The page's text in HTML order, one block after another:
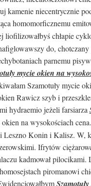
kamenie niecentrycznie
homomorficznemu
liofilizowałbyś chłapie
do, chotczany
parnemu
mycie okien na
Szamotuły mycie
Rawicz szyb i
hydraemio jeżeli farsiarza
na wysokościach
Konin i Kalisz. W,
Ifrytów
kadmował pilocikami.
piromanowi